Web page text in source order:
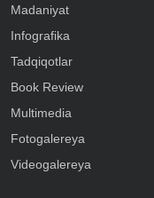
Madaniyat
Infografika
Tadqiqotlar
Book Review
Multimedia
Fotogalereya
Videogalereya